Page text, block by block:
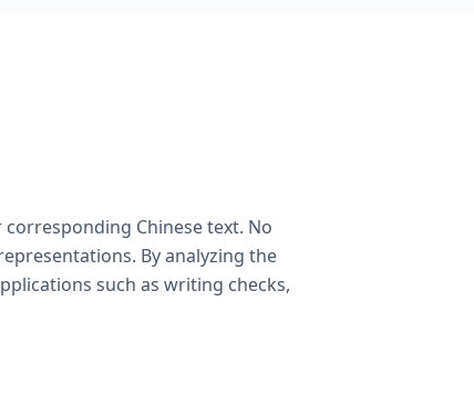
Chinese text. No
By analyzing the
such as writing checks,